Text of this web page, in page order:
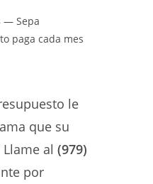
— Sepa
paga cada mes
le
que su
al (979)
por